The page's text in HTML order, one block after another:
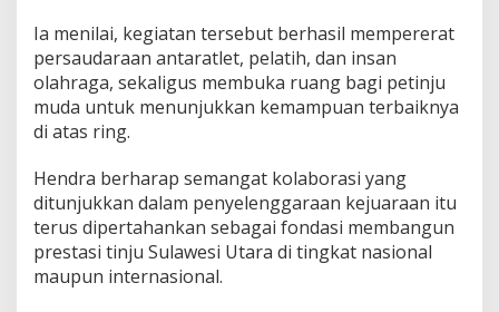
k
T
a
m
b
d
D
u
l
‎Ia menilai, kegiatan tersebut berhasil mempererat
persaudaraan antaratlet, pelatih, dan insan
olahraga, sekaligus membuka ruang bagi petinju
muda untuk menunjukkan kemampuan terbaiknya
di atas ring.
Hendra berharap semangat kolaborasi yang
ditunjukkan dalam penyelenggaraan kejuaraan itu
terus dipertahankan sebagai fondasi membangun
prestasi tinju Sulawesi Utara di tingkat nasional
maupun internasional.